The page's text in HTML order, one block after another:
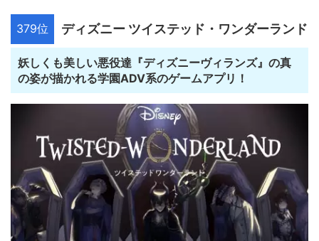
379位 ディズニー ツイステッド・ワンダーランド
妖しくも美しい悪役達『ディズニーヴィランズ』の真
の姿が描かれる学園ADV系のゲームアプリ！